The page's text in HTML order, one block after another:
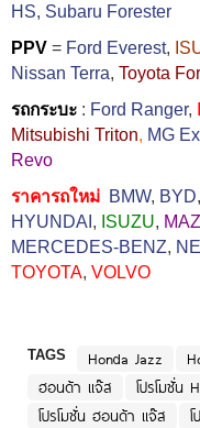
HS, Subaru Forester
PPV = Ford Everest,
Nissan Terra, Toyota
รถกระบะ : Ford Ranger,
Mitsubishi Triton, MG
Revo
ราคารถใหม่ BMW, BYD,
HYUNDAI , ISUZU,
MERCEDES-BENZ,
TOYOTA, VOLVO
TAGS Honda Jazz
ฮอนด้า แจ๊ส
โปรโมชั่น
โปรโมชั่น ฮอนด้า แจ๊ส